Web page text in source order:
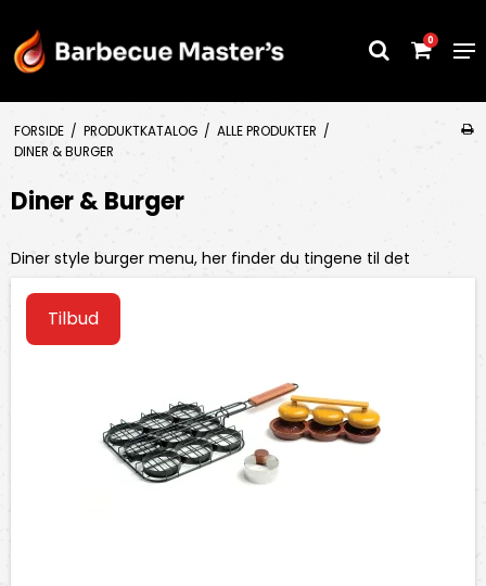
0
FORSIDE / PRODUKTKATALOG / ALLE PRODUKTER /
DINER & BURGER
Diner & Burger
Diner style burger menu, her finder du tingene til det
Tilbud